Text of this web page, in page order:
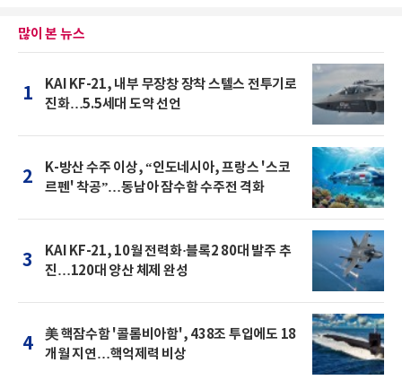
많이 본 뉴스
1
KAI KF-21, 내부 무장창 장착 스텔스 전투기로
진화…5.5세대 도약 선언
2
K-방산 수주 이상, “인도네시아, 프랑스 '스코
르펜' 착공”…동남아 잠수함 수주전 격화
3
KAI KF-21, 10월 전력화·블록2 80대 발주 추
진…120대 양산 체제 완성
4
美 핵잠수함 '콜롬비아함', 438조 투입에도 18
개월 지연…핵억제력 비상